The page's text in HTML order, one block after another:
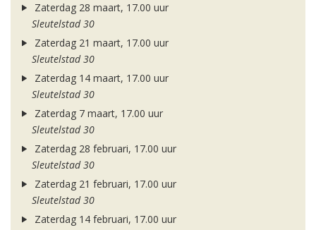
Zaterdag 28 maart, 17.00 uur
Sleutelstad 30
Zaterdag 21 maart, 17.00 uur
Sleutelstad 30
Zaterdag 14 maart, 17.00 uur
Sleutelstad 30
Zaterdag 7 maart, 17.00 uur
Sleutelstad 30
Zaterdag 28 februari, 17.00 uur
Sleutelstad 30
Zaterdag 21 februari, 17.00 uur
Sleutelstad 30
Zaterdag 14 februari, 17.00 uur